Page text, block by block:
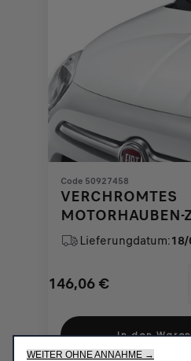
Code 50927458
VERCHROMTES
MOTORHAUBEN-
FÜR FIAT 500X
Lieferungdatum:
146,06 €
Price
is
146,06
Quantity
updated
to:
In den
WEITER OHNE ANNAHME →